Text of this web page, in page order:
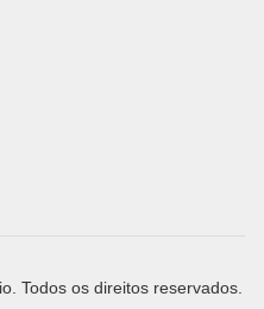
Todos os direitos reservados.